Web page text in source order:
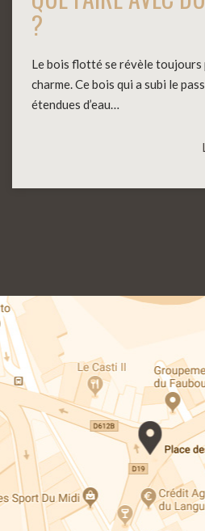
?
Le bois flotté se révèle toujours
charme. Ce bois qui a subi le
étendues d’eau…